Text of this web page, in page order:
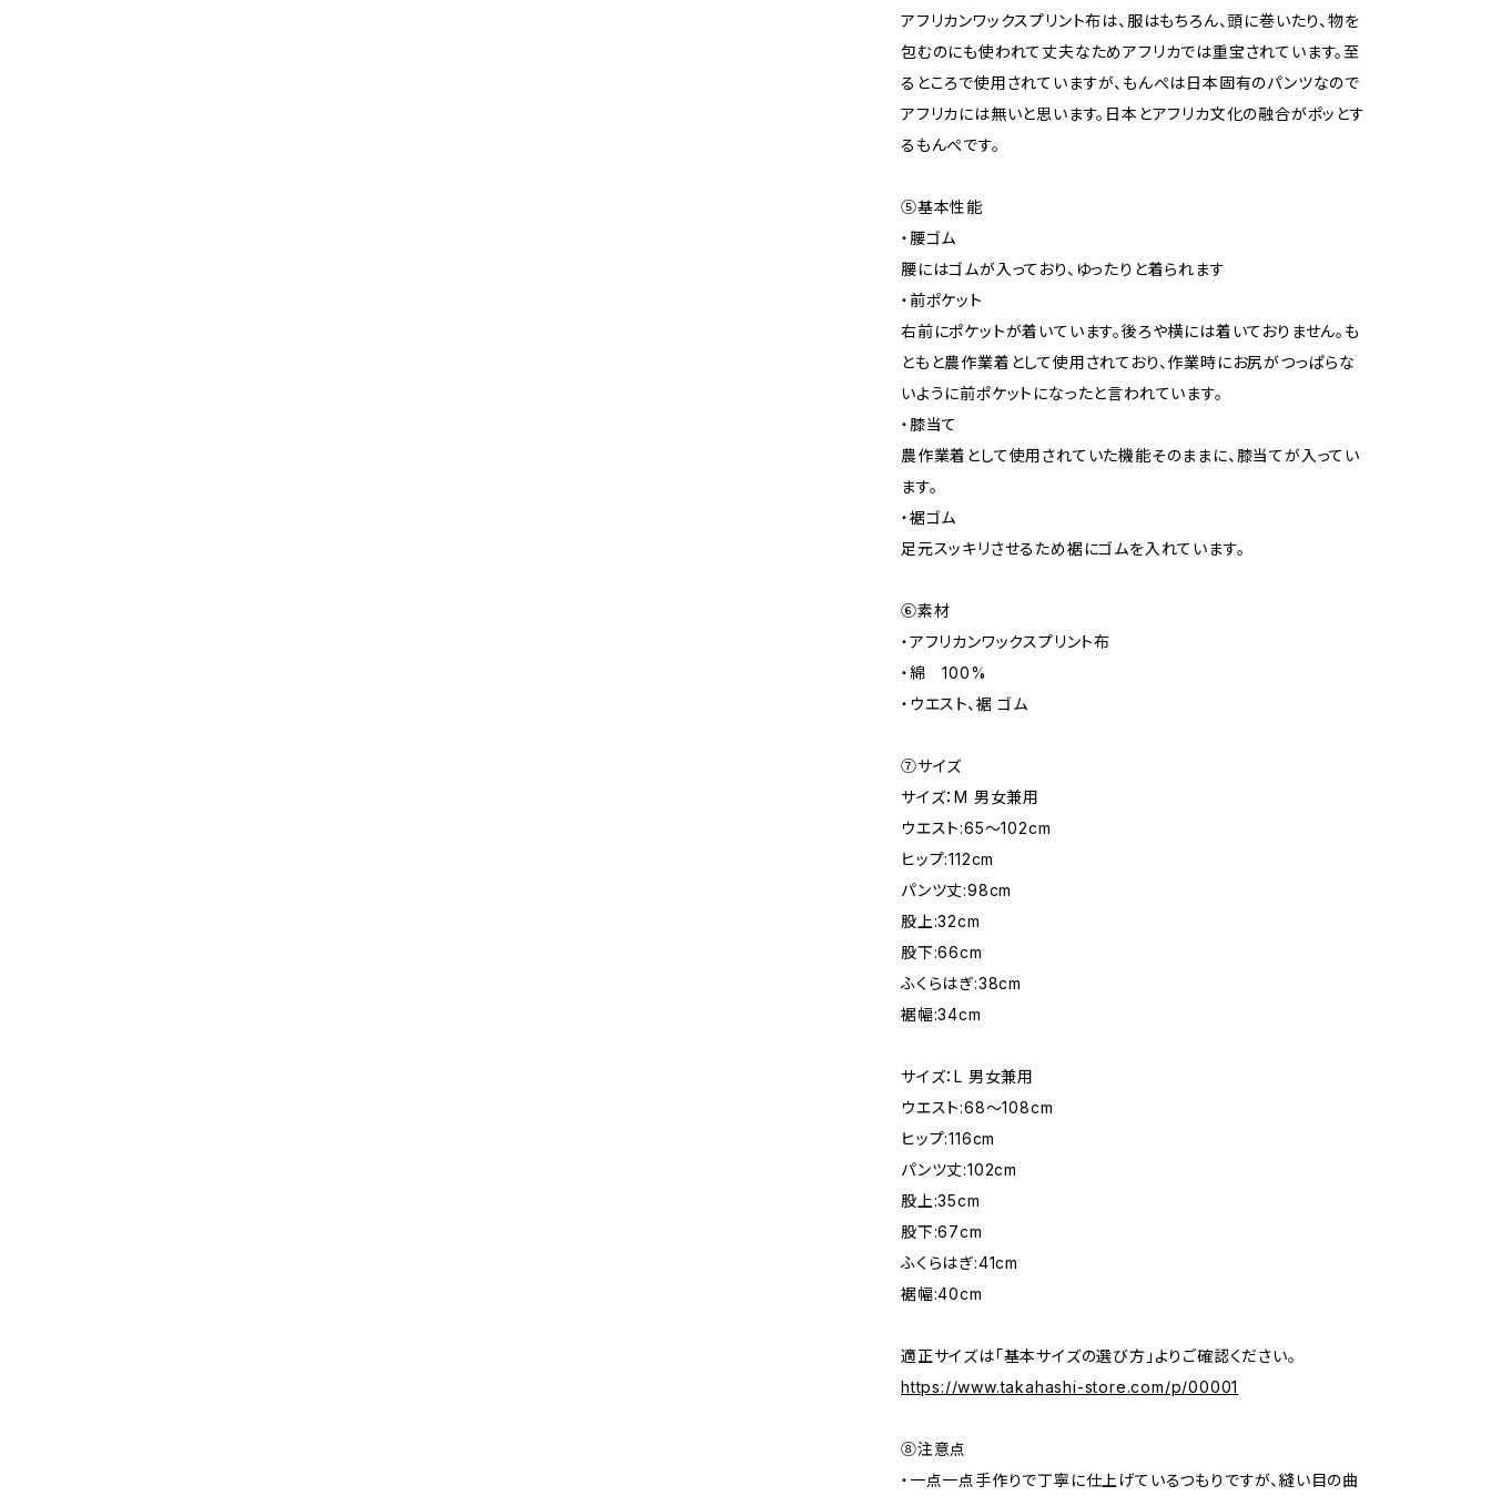
アフリカンワックスプリント布は、服はもちろん、頭に巻いたり、物を
包むのにも使われて丈夫なためアフリカでは重宝されています。至
るところで使用されていますが、もんぺは日本固有のパンツなので
アフリカには無いと思います。日本とアフリカ文化の融合がポッとす
るもんぺです。
⑤基本性能
・腰ゴム
腰にはゴムが入っており、ゆったりと着られます
・前ポケット
右前にポケットが着いています。後ろや横には着いておりません。も
ともと農作業着として使用されており、作業時にお尻がつっぱらな
いように前ポケットになったと言われています。
・膝当て
農作業着として使用されていた機能そのままに、膝当てが入ってい
ます。
・裾ゴム
足元スッキリさせるため裾にゴムを入れています。
⑥素材
・アフリカンワックスプリント布
・綿 100%
・ウエスト、裾 ゴム
⑦サイズ
サイズ：M 男女兼用
ウエスト:65～102cm
ヒップ:112cm
パンツ丈:98cm
股上:32cm
股下:66cm
ふくらはぎ:38cm
裾幅:34cm
サイズ：L 男女兼用
ウエスト:68〜108cm
ヒップ:116cm
パンツ丈:102cm
股上:35cm
股下:67cm
ふくらはぎ:41cm
裾幅:40cm
適正サイズは「基本サイズの選び方」よりご確認ください。
https://www.takahashi-store.com/p/00001
⑧注意点
・一点一点手作りで丁寧に仕上げているつもりですが、縫い目の曲